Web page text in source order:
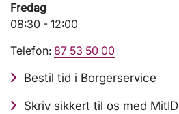
Fredag
08:30 - 12:00
Telefon: 87 53 50 00
Bestil tid i Borgerservice
Skriv sikkert til os med MitID